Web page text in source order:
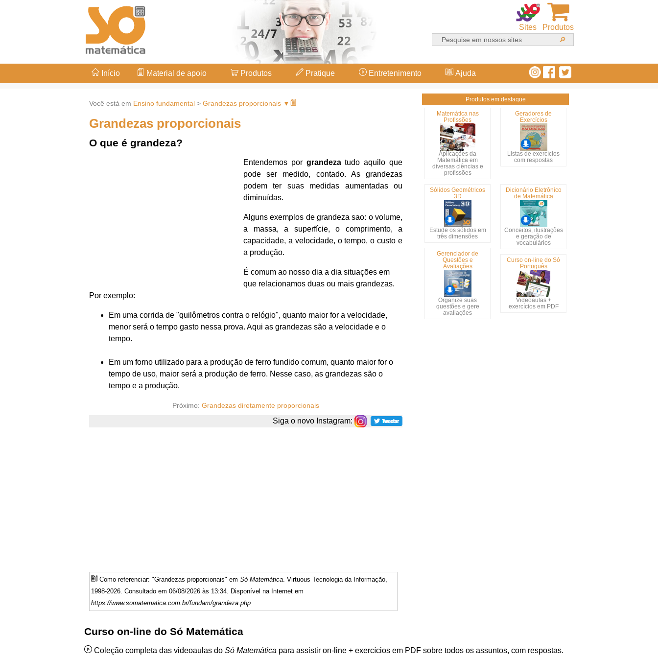
Produtos
Sites
Início Material de apoio Produtos Pratique Entretenimento Ajuda
Você está em Ensino fundamental > Grandezas proporcionais ▼
Grandezas proporcionais
O que é grandeza?
Entendemos por grandezatudo aquilo que
pode ser medido, contado. As grandezas
podem ter suas medidas aumentadas ou
diminuídas.
Alguns exemplos de grandeza sao: o volume,
a massa, a superfície, o comprimento, a
capacidade, a velocidade, o tempo, o custo e
a produção.
É comum ao nosso dia a dia situações em
que relacionamos duas ou mais grandezas.
Por exemplo:
Em uma corrida de "quilômetros contra o relógio", quanto maior for a velocidade,
menor será o tempo gasto nessa prova. Aqui as grandezas são a velocidade e o
tempo.
Em um forno utilizado para a produção de ferro fundido comum, quanto maior for o
tempo de uso, maior será a produção de ferro. Nesse caso, as grandezas são o
tempo e a produção.
Próximo: Grandezas diretamente proporcionais
Siga o novo Instagram:
Como referenciar: "Grandezas proporcionais" em Só Matemática . Virtuous Tecnologia da Informação,
1998-2026. Consultado em 06/08/2026 às 13:34. Disponível na Internet em
https://www.somatematica.com.br/fundam/grandeza.php
Produtos em destaque
Matemática nas
Profissões
Aplicações da
Matemática em
diversas ciências e
profissões
Geradores de
Exercícios
Listas de exercícios
com respostas
Sólidos Geométricos
3D
Estude os sólidos em
três dimensões
Dicionário Eletrônico
de Matemática
Conceitos, ilustrações
e geração de
vocabulários
Gerenciador de
Questões e
Avaliações
Organize suas
questões e gere
avaliações
Curso on-line do Só
Português
Videoaulas +
exercícios em PDF
Curso on-line do Só Matemática
Coleção completa das videoaulas do Só Matemática para assistir on-line + exercícios em PDF sobre todos os assuntos, com respostas.